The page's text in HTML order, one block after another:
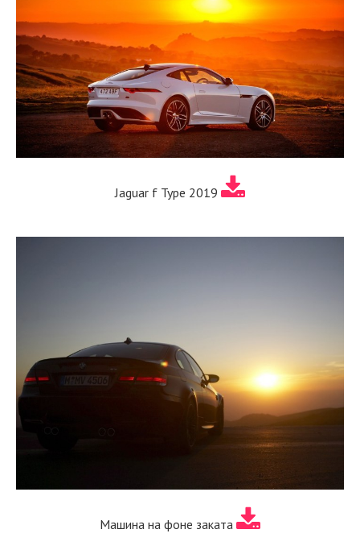
Jaguar f Type 2019
Машина на фоне заката